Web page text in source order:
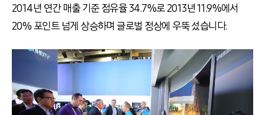
2014년 연간 매출 기준 점유율 34.7%로 2013년 11.9%에서
20% 포인트 넘게 상승하며 글로벌 정상에 우뚝 섰습니다.